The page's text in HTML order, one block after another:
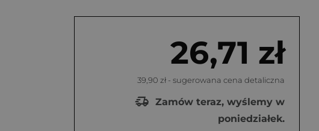
26,71 zł
39,90 zł - sugerowana cena detaliczna
Zamów teraz, wyślemy w
poniedziałek.